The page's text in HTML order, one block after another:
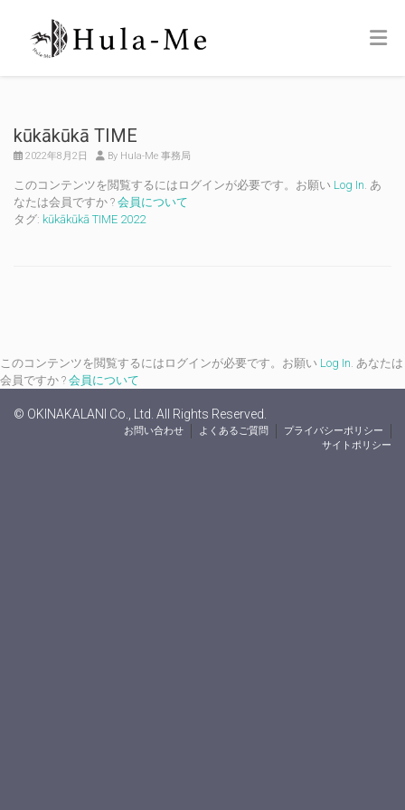
kūkākūkā TIME
2022年8月2日 By Hula-Me 事務局
このコンテンツを閲覧するにはログインが必要です。お願い Log In. あ
なたは会員ですか ? 会員について
タグ: kūkākūkā TIME 2022
このコンテンツを閲覧するにはログインが必要です。お願い Log In. あなたは
会員ですか ? 会員について
© OKINAKALANI Co., Ltd. All Rights Reserved.
お問い合わせ よくあるご質問
プライバシーポリシー
サイトポリシー